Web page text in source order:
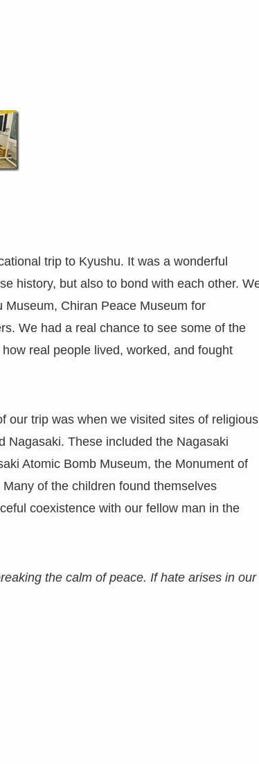
trip to Kyushu. It was a wonderful
history, but also to bond with each other.
Chiran Peace Museum for
We had a real chance to see some of the
real people lived, worked, and fought
our trip was when we visited sites of religious
Nagasaki. These included the Nagasaki
Atomic Bomb Museum, the Monument of
of the children found themselves
coexistence with our fellow man in the
the calm of peace. If hate arises in our